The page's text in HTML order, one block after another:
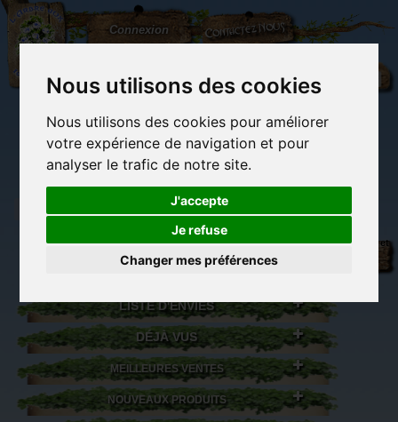
Nous utilisons des cookies
Nous utilisons des cookies pour améliorer
votre expérience de navigation et pour
analyser le trafic de notre site.
J'accepte
Je refuse
Changer mes préférences
L'Arbre
aux
100.000
Connexion Contactez-nous
(vide)
Librairie des
Carterie
originale
Activités
détente et jeux
Objets déco et
LISTE D'ENVIES
DÉJÀ VUS
MEILLEURES VENTES
NOUVEAUX PRODUITS